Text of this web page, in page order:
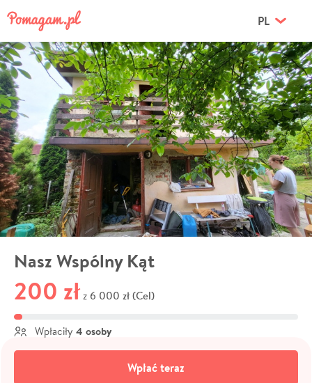
PL
Nasz Wspólny Kąt
200 zł z 6 000 zł (Cel)
Wpłaciły 4 osoby
Wpłać teraz